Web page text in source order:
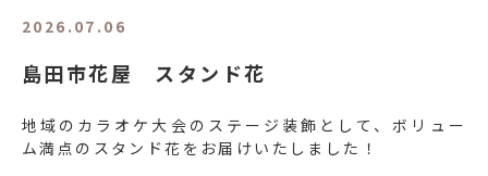
2026.07.06
島田市花屋 スタンド花
地域のカラオケ大会のステージ装飾として、ボリュー
ム満点のスタンド花をお届けいたしました！